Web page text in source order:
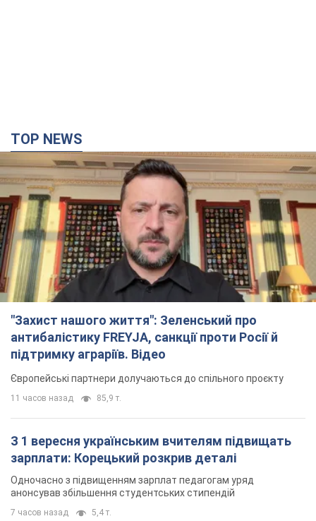
"Захист нашого життя": Зеленський про
антибалістику FREYJA, санкції проти Росії й
підтримку аграріїв. Відео
Європейські партнери долучаються до спільного проєкту
11 часов назад 85,9 т.
З 1 вересня українським вчителям підвищать
зарплати: Корецький розкрив деталі
Одночасно з підвищенням зарплат педагогам уряд
7 часов назад
"Нам теж вони потрібні": Трамп відповів на
ракет для Patriot
6 часов назад 2,0 т.